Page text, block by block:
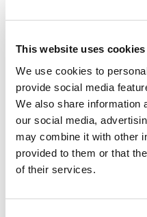
This website uses cookies
We use cookies to
provide social media
We also share information
our social media,
may combine it with other
provided to them or that
of their services.
niet met werk bezig.
kriebelen? Of lig je zo
je hersenen vragen
tips doe